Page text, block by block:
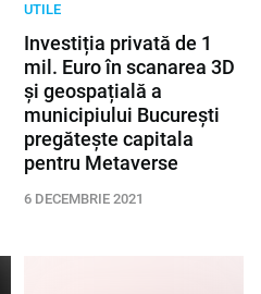
UTILE
Investiția privată de 1
mil. Euro în scanarea 3D
și geospațială a
municipiului București
pregătește capitala
pentru Metaverse
6 DECEMBRIE 2021